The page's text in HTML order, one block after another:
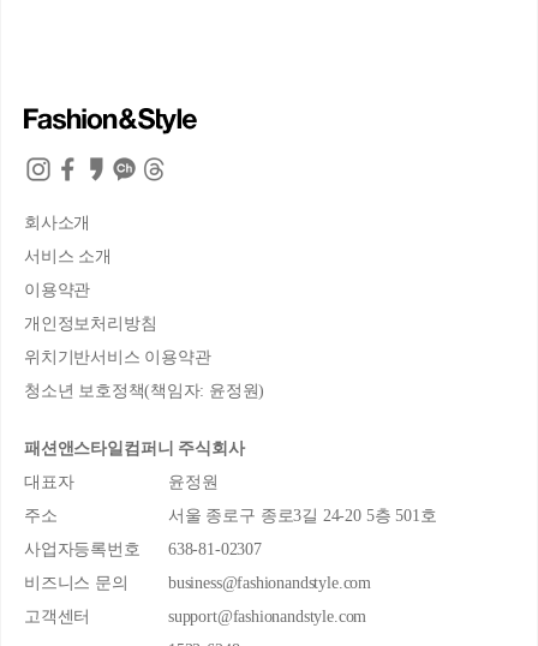
회사소개
서비스 소개
이용약관
개인정보처리방침
위치기반서비스 이용약관
청소년 보호정책(책임자: 윤정원)
패션앤스타일컴퍼니 주식회사
대표자
윤정원
주소
서울 종로구 종로3길 24-20 5층 501호
사업자등록번호
638-81-02307
비즈니스 문의
business@fashionandstyle.com
고객센터
support@fashionandstyle.com